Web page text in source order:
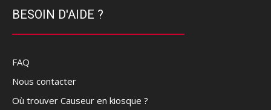
BESOIN D'AIDE ?
FAQ
Nous contacter
Où trouver Causeur en kiosque ?